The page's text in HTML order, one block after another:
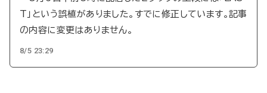
T」という誤植がありました。すでに修正しています。記事
の内容に変更はありません。
8/5 23:29